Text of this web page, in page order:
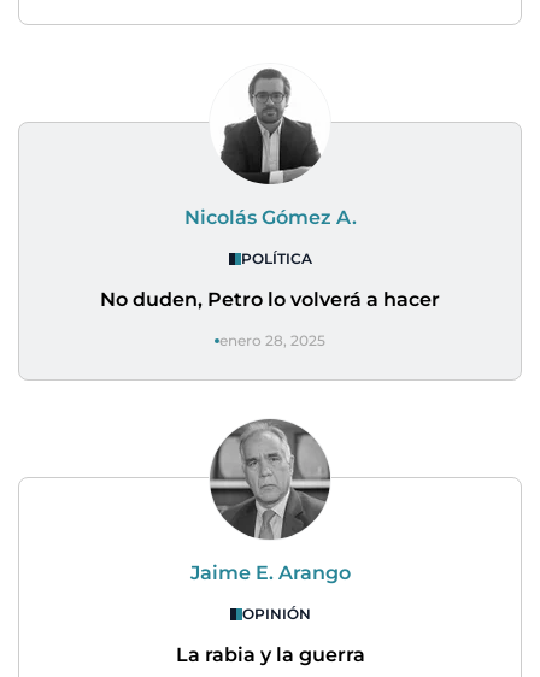
Nicolás Gómez A.
POLÍTICA
No duden, Petro lo volverá a hacer
enero 28, 2025
Jaime E. Arango
OPINIÓN
La rabia y la guerra